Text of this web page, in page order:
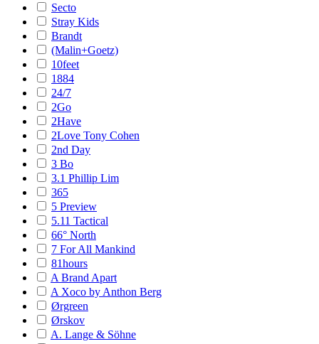
Secto
Stray Kids
Brandt
(Malin+Goetz)
10feet
1884
24/7
2Go
2Have
2Love Tony Cohen
2nd Day
3 Bo
3.1 Phillip Lim
365
5 Preview
5.11 Tactical
66° North
7 For All Mankind
81hours
A Brand Apart
A Xoco by Anthon Berg
Ørgreen
Ørskov
A. Lange & Söhne